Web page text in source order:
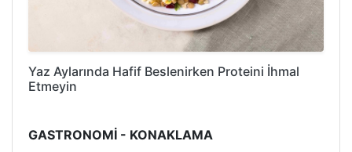
Yaz Aylarında Hafif Beslenirken Proteini İhmal
Etmeyin
GASTRONOMİ - KONAKLAMA